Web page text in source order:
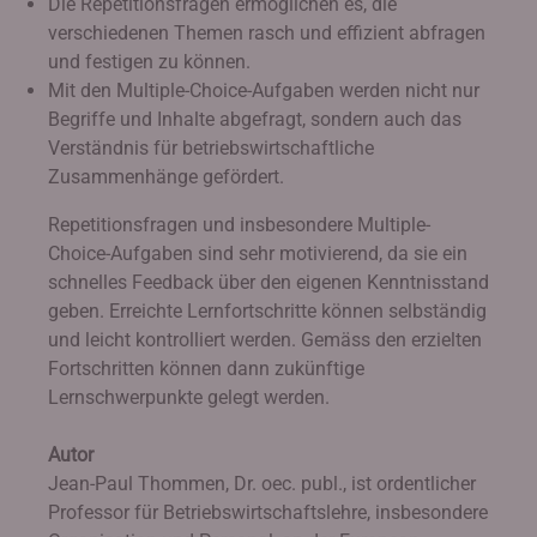
verschiedenen Themen rasch und effizient abfragen
und festigen zu können.
Mit den Multiple-Choice-Aufgaben werden nicht nur
Begriffe und Inhalte abgefragt, sondern auch das
Verständnis für betriebswirtschaftliche
Zusammenhänge gefördert.
Repetitionsfragen und insbesondere Multiple-
Choice-Aufgaben sind sehr motivierend, da sie ein
schnelles Feedback über den eigenen Kenntnisstand
geben. Erreichte Lernfortschritte können selbständig
und leicht kontrolliert werden. Gemäss den erzielten
Fortschritten können dann zukünftige
Lernschwerpunkte gelegt werden.
Autor
Jean-Paul Thommen, Dr. oec. publ., ist ordentlicher
Professor für Betriebswirtschaftslehre, insbesondere